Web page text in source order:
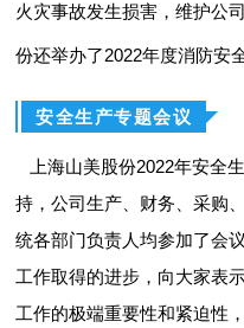
火灾事故发生损害，维护公
份还举办了2022年度消防安
安全生产专题会议
上海山美股份2022年安全
持，公司生产、财务、采购
统各部门负责人均参加了会
工作取得的进步，向大家表
工作的极端重要性和紧迫性